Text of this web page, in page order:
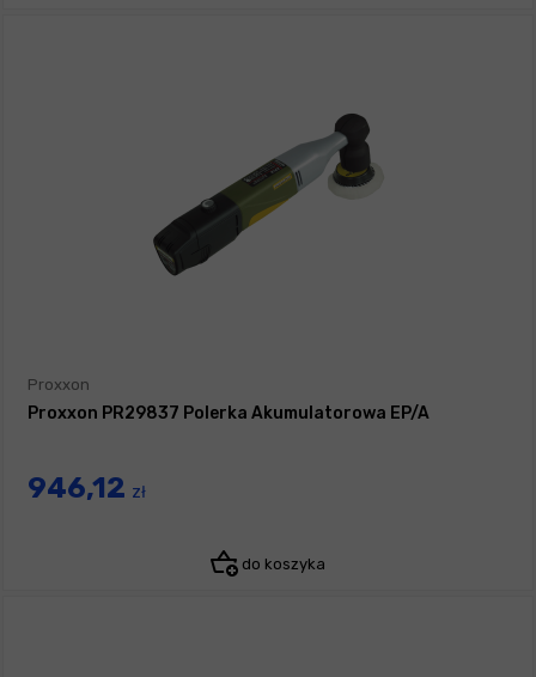
Proxxon
Proxxon PR29837 Polerka Akumulatorowa EP/A
946,12 zł
do koszyka